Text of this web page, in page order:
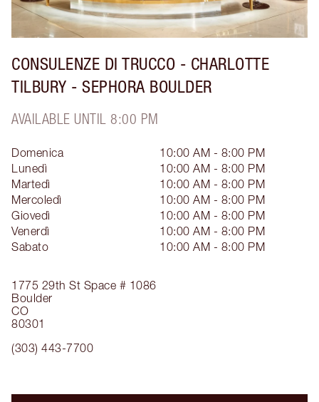
CONSULENZE DI TRUCCO - CHARLOTTE
TILBURY - SEPHORA BOULDER
AVAILABLE UNTIL 8:00 PM
1775 29th St Space # 1086
Boulder
CO
80301
(303) 443-7700
Domenica
10:00 AM - 8:00 PM
Lunedì
10:00 AM - 8:00 PM
Martedì
10:00 AM - 8:00 PM
Mercoledì
10:00 AM - 8:00 PM
Giovedì
10:00 AM - 8:00 PM
Venerdì
10:00 AM - 8:00 PM
Sabato
10:00 AM - 8:00 PM